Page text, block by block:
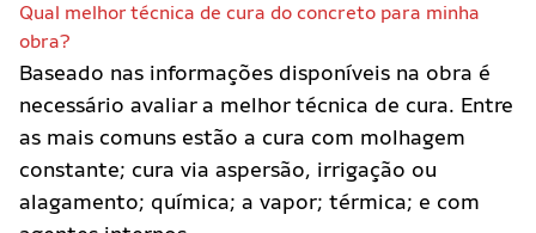
Qual melhor técnica de cura do concreto para minha
obra?
Baseado nas informações disponíveis na obra é
necessário avaliar a melhor técnica de cura. Entre
as mais comuns estão a cura com molhagem
constante; cura via aspersão, irrigação ou
alagamento; química; a vapor; térmica; e com